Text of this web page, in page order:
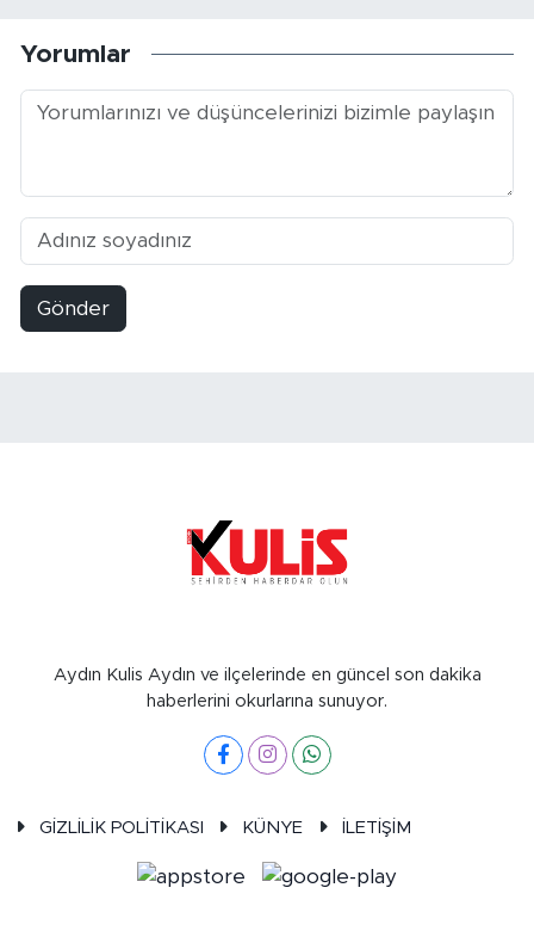
Yorumlar
Gönder
Aydın Kulis Aydın ve ilçelerinde en güncel son dakika
haberlerini okurlarına sunuyor.
GİZLİLİK POLİTİKASI KÜNYE İLETİŞİM